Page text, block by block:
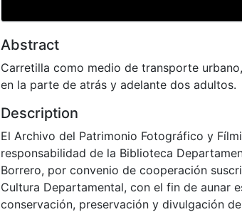
Abstract
Carretilla como medio de transporte
en la parte de atrás y adelante dos adultos.
Description
El Archivo del Patrimonio Fotográfico y
responsabilidad de la Biblioteca
Borrero, por convenio de cooperación
Cultura Departamental, con el fin de aunar
conservación, preservación y divulgación